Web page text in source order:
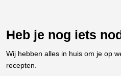
Heb je nog iets
Wij hebben alles in huis om je op
recepten.